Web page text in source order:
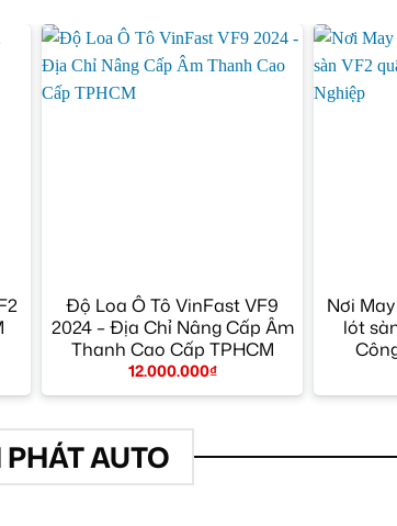
Độ Loa Ô Tô VinFast VF9
2024 – Địa Chỉ Nâng Cấp Âm
Thanh Cao Cấp TPHCM
12.000.000₫
Nơi
lót
AUTO